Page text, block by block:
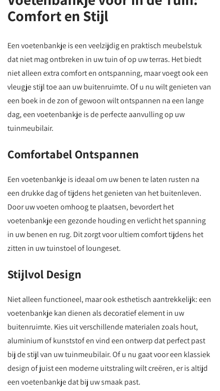
Comfort en Stijl
Een voetenbankje is een veelzijdig en praktisch meubelstuk
dat niet mag ontbreken in uw tuin of op uw terras. Het biedt
niet alleen extra comfort en ontspanning, maar voegt ook een
vleugje stijl toe aan uw buitenruimte. Of u nu wilt genieten van
een boek in de zon of gewoon wilt ontspannen na een lange
dag, een voetenbankje is de perfecte aanvulling op uw
tuinmeubilair.
Comfortabel Ontspannen
Een voetenbankje is ideaal om uw benen te laten rusten na
een drukke dag of tijdens het genieten van het buitenleven.
Door uw voeten omhoog te plaatsen, bevordert het
voetenbankje een gezonde houding en verlicht het spanning
in uw benen en rug. Dit zorgt voor ultiem comfort tijdens het
zitten in uw tuinstoel of loungeset.
Stijlvol Design
Niet alleen functioneel, maar ook esthetisch aantrekkelijk: een
voetenbankje kan dienen als decoratief element in uw
buitenruimte. Kies uit verschillende materialen zoals hout,
aluminium of kunststof en vind een ontwerp dat perfect past
bij de stijl van uw tuinmeubilair. Of u nu gaat voor een klassiek
design of juist een moderne uitstraling wilt creëren, er is altijd
een voetenbankje dat bij uw smaak past.